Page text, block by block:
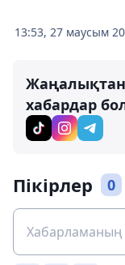
13:53, 27 маусым
хабардар
Пікірлер 0